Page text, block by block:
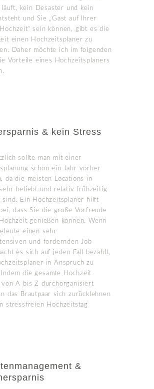
läuft, kein Desaster und kein
und Sie „Gast auf Ihrer
sein können, gibt es die
einen Hochzeitsplaner zu
Daher möchte ich im folgenden
Vorteile eines Hochzeitsplaners
& kein Stress
sollte man mit einer
schon ein Jahr vorher
da die meisten Locations in
beliebt und relativ frühzeitig
sind. Ein Hochzeitsplaner hilft
dass Sie die große Vorfreude
genießen können. Wenn
einen sehr
und fordernden Job
es sich auf jeden Fall bezahlt,
in Anspruch zu
Indem die gesamte Hochzeit
von A bis Z durchorganisiert
das Brautpaar sich zurücklehnen
stressfreien Hochzeitstag
&